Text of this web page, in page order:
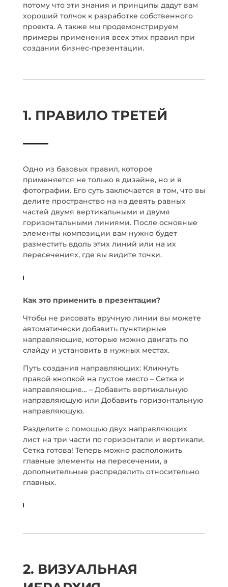
потому что эти знания и принципы дадут вам
хороший толчок к разработке собственного
проекта. А также мы продемонстрируем
примеры применения всех этих правил при
создании бизнес-презентации.
1. ПРАВИЛО ТРЕТЕЙ
Одно из базовых правил, которое
применяется не только в дизайне, но и в
фотографии. Его суть заключается в том, что вы
делите пространство на на девять равных
частей двумя вертикальными и двумя
горизонтальными линиями. После основные
элементы композиции вам нужно будет
разместить вдоль этих линий или на их
пересечениях, где вы видите точки.
Как это применить в презентации?
Чтобы не рисовать вручную линии вы можете
автоматически добавить пунктирные
направляющие, которые можно двигать по
слайду и установить в нужных местах.
Путь создания направляющих: Кликнуть
правой кнопкой на пустое место – Сетка и
направляющие… – Добавить вертикальную
направляющую или Добавить горизонтальную
направляющую.
Разделите с помощью двух направляющих
лист на три части по горизонтали и вертикали.
Сетка готова! Теперь можно расположить
главные элементы на пересечении, а
дополнительные распределить относительно
главных.
2. ВИЗУАЛЬНАЯ